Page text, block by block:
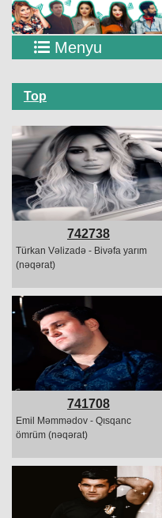
Menyu
Top
742738
Türkan Vəlizadə - Bivəfa yarım
(nəqərat)
741708
Emil Məmmədov - Qısqanc
ömrüm (nəqərat)